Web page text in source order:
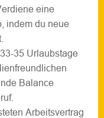
eine
indem du neue
35 Urlaubstage
Balance
Arbeitsvertrag